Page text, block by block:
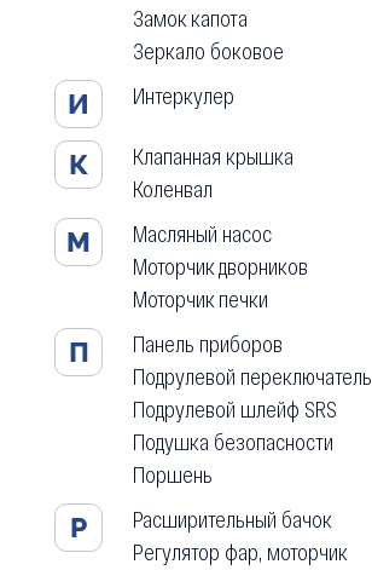
Замок капота
Зеркало боковое
И Интеркулер
К
Клапанная крышка
Коленвал
М
Масляный насос
Моторчик дворников
Моторчик печки
П
Панель приборов
Подрулевой переключатель
Подрулевой шлейф SRS
Подушка безопасности
Поршень
Р
Расширительный бачок
Регулятор фар, моторчик